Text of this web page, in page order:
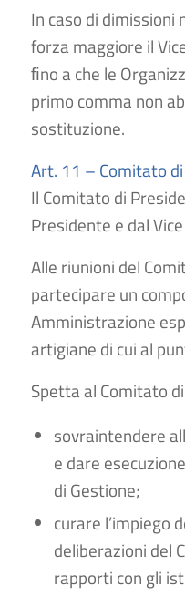
In caso di dimissioni
forza maggiore il
ﬁno a che le
primo comma non
sostituzione.
Art. 11 – Comitato
Il Comitato di
Presidente e dal
Alle riunioni del
partecipare un
Amministrazione
artigiane di cui al
Spetta al Comitato
sovraintendere
e dare
di Gestione;
curare l’impiego
deliberazioni del
rapporti con gli